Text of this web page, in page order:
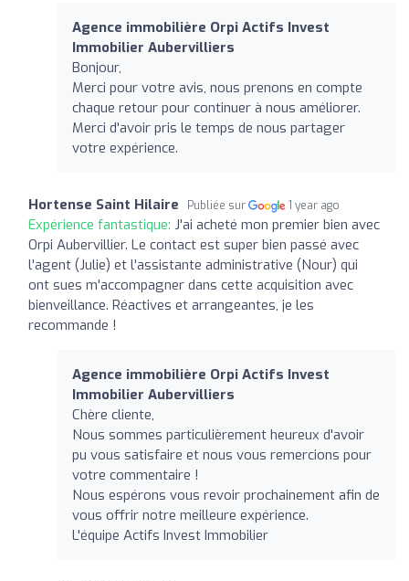
Agence immobilière Orpi Actifs Invest
Immobilier Aubervilliers
Bonjour,
Merci pour votre avis, nous prenons en compte
chaque retour pour continuer à nous améliorer.
Merci d'avoir pris le temps de nous partager
votre expérience.
Hortense Saint Hilaire Publiée sur 1 year ago
Expérience fantastique: J'ai acheté mon premier bien avec
Orpi Aubervillier. Le contact est super bien passé avec
l'agent (Julie) et l'assistante administrative (Nour) qui
ont sues m'accompagner dans cette acquisition avec
bienveillance. Réactives et arrangeantes, je les
recommande !
Agence immobilière Orpi Actifs Invest
Immobilier Aubervilliers
Chère cliente,
Nous sommes particulièrement heureux d'avoir
pu vous satisfaire et nous vous remercions pour
votre commentaire !
Nous espérons vous revoir prochainement afin de
vous offrir notre meilleure expérience.
L'équipe Actifs Invest Immobilier